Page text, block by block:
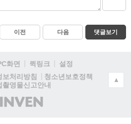
이전 다음 댓글보기
화면 퀵링크
설정
보처리방침
청소년보호정책
촬영물신고안내
(주)
인
▲